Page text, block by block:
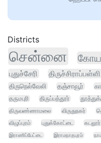
Districts
சென்னை
புதுச்சேரி திருச்சிராப்பள்ளி
திருநெல்வேலி
தஞ்சாவூர்
தருமபுரி
திருப்பத்தூர்
திருவண்ணாமலை
விருதுநகர்
விழுப்புரம்
புதுக்கோட்டை கடலூர்
இராணிப்பேட்டை இராமநாதபுரம்